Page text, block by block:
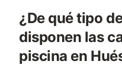
¿De qué tipo
disponen las
piscina en